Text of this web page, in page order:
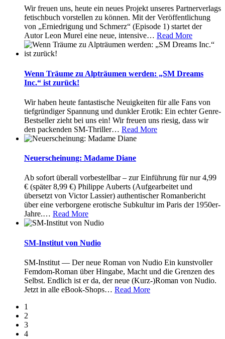
Wir freuen uns, heute ein neues Projekt unseres Partnerverlags
fetischbuch vorstellen zu können. Mit der Veröffentlichung
von „Erniedrigung und Schmerz“ (Episode 1) startet der
Autor Leon Murel eine neue, intensive… Read More
Wenn Träume zu Alpträumen werden: „SM Dreams
Inc.“ ist zurück!
Wir haben heute fantastische Neuigkeiten für alle Fans von
tiefgründiger Spannung und dunkler Erotik: Ein echter Genre-
Bestseller zieht bei uns ein! Wir freuen uns riesig, dass wir
den packenden SM-Thriller… Read More
Neuerscheinung: Madame Diane
Ab sofort überall vorbestellbar – zur Einführung für nur 4,99
€ (später 8,99 €) Philippe Auberts (Aufgearbeitet und
übersetzt von Victor Lassier) authentischer Romanbericht
über eine verborgene erotische Subkultur im Paris der 1950er-
Jahre.… Read More
SM-Institut von Nudio
SM-Institut — Der neue Roman von Nudio Ein kunstvoller
Femdom-Roman über Hingabe, Macht und die Grenzen des
Selbst. Endlich ist er da, der neue (Kurz-)Roman von Nudio.
Jetzt in alle eBook-Shops… Read More
1
2
3
4